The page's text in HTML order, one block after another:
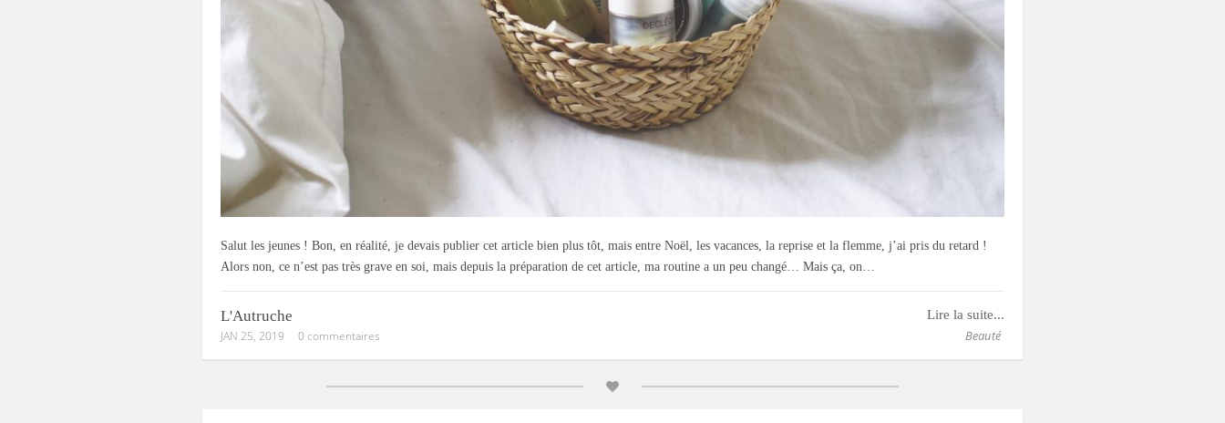
Salut les jeunes ! Bon, en réalité, je devais publier cet article bien plus tôt, mais entre Noël, les vacances, la reprise et la flemme, j’ai pris du retard !
Alors non, ce n’est pas très grave en soi, mais depuis la préparation de cet article, ma routine a un peu changé… Mais ça, on…
Lire la suite...
Beauté
L'Autruche
JAN 25, 2019 0 commentaires